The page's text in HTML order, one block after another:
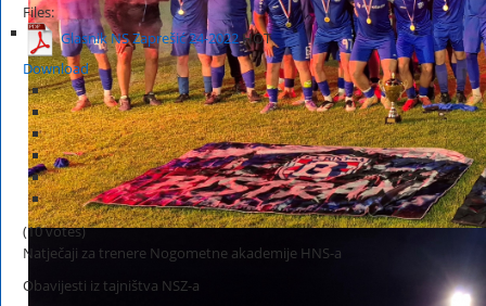
Files:
Glasnik NS Zaprešić 24-2022HOT
Download
(10 votes)
Natječaji za trenere Nogometne akademije HNS-a
Obavijesti iz tajništva NSZ-a